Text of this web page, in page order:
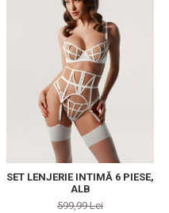
SET LENJERIE INTIMĂ 6 PIESE,
ALB
599,99 Lei